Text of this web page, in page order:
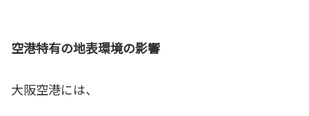
空港特有の地表環境の影響
大阪空港には、